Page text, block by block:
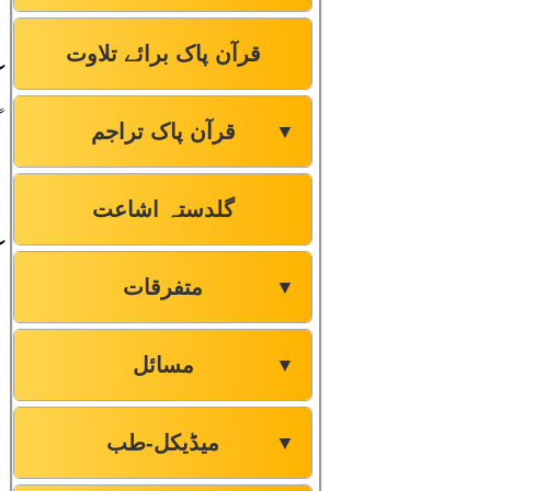
قرآن پاک برائے تلاوت
قرآن پاک تراجم ▼
گلدستہ اشاعت
متفرقات ▼
مسائل ▼
میڈیکل-طب ▼